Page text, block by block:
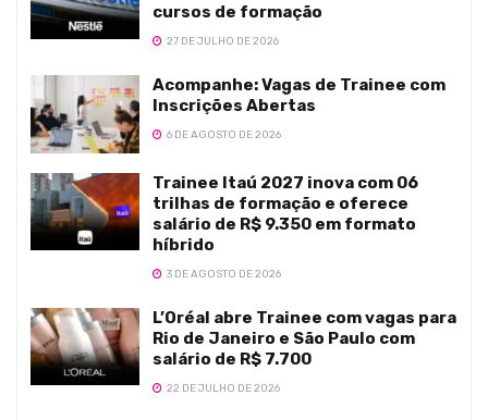
cursos de formação
27 DE JULHO DE 2026
Acompanhe: Vagas de Trainee com
Inscrições Abertas
6 DE AGOSTO DE 2026
Trainee Itaú 2027 inova com 06
trilhas de formação e oferece
salário de R$ 9.350 em formato
híbrido
3 DE AGOSTO DE 2026
L’Oréal abre Trainee com vagas para
Rio de Janeiro e São Paulo com
salário de R$ 7.700
22 DE JULHO DE 2026